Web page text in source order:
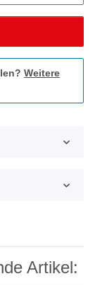
Weitere
Artikel: